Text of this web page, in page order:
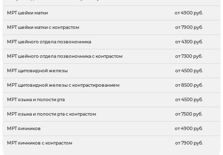
МРТ шейки матки от 4900 руб.
МРТ шейки матки с контрастом от 7900 руб.
МРТ шейного отдела позвоночника от 4300 руб.
МРТ шейного отдела позвоночника с контрастом от 7300 руб.
МРТ щитовидной железы от 4500 руб.
МРТ щитовидной железы с контрастированием от 8500 руб.
МРТ языка и полости рта от 4500 руб.
МРТ языка и полости рта с контрастом от 7500 руб.
МРТ яичников от 4900 руб.
МРТ яичников с контрастом от 7900 руб.